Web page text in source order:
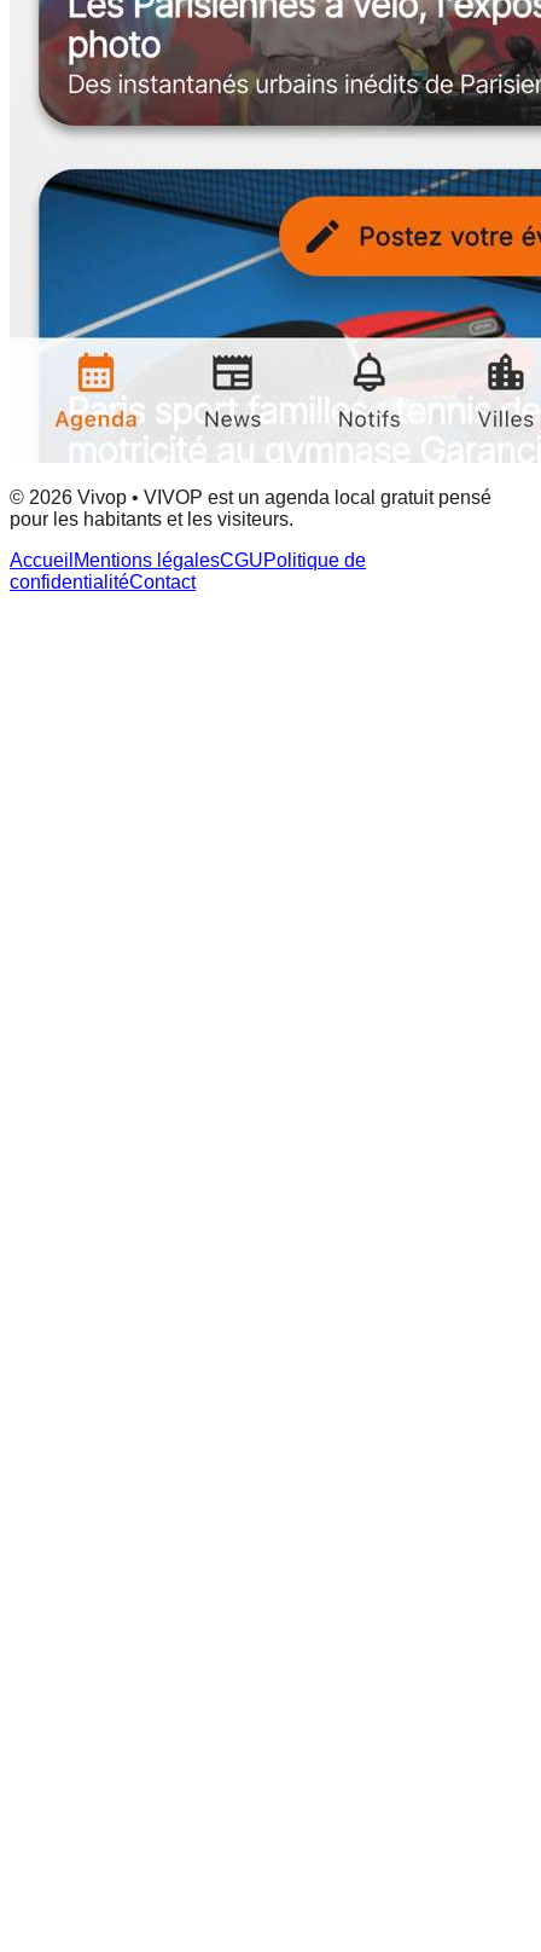
© 2026 Vivop • VIVOP est un agenda local gratuit pensé
pour les habitants et les visiteurs.
Accueil Mentions légalesCGUPolitique de
confidentialitéContact